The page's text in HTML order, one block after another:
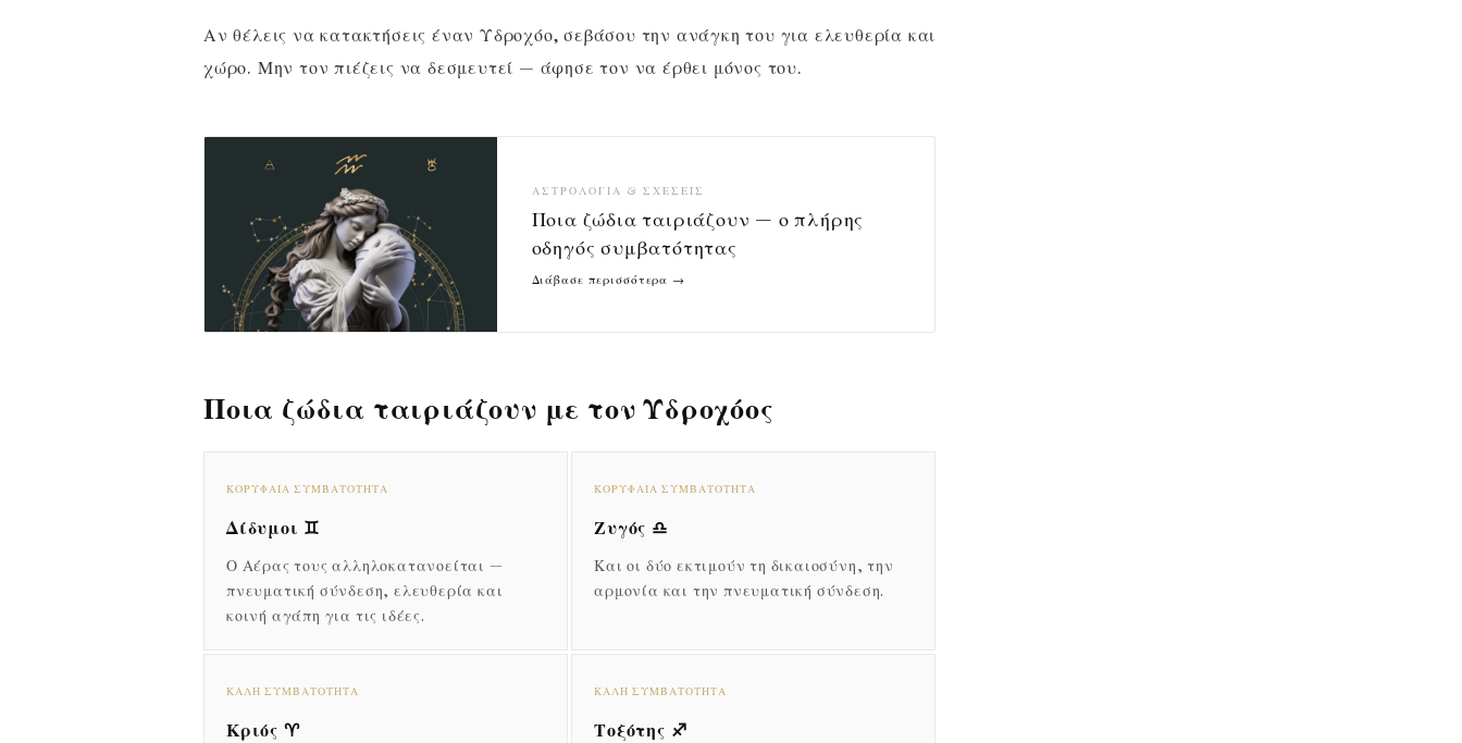
Αν θέλεις να κατακτήσεις έναν Υδροχόο, σεβάσου την ανάγκη του για ελευθερία και
χώρο. Μην τον πιέζεις να δεσμευτεί — άφησε τον να έρθει μόνος του.
ΑΣΤΡΟΛΟΓΊΑ & ΣΧΈΣΕΙΣ
Ποια ζώδια ταιριάζουν — ο πλήρης
οδηγός συμβατότητας
Διάβασε περισσότερα →
Ποια ζώδια ταιριάζουν με τον Υδροχόος
ΚΟΡΥΦΑΊΑ ΣΥΜΒΑΤΌΤΗΤΑ
Δίδυμοι ♊
Ο Αέρας τους αλληλοκατανοείται —
πνευματική σύνδεση, ελευθερία και
κοινή αγάπη για τις ιδέες.
ΚΟΡΥΦΑΊΑ ΣΥΜΒΑΤΌΤΗΤΑ
Ζυγός ♎
Και οι δύο εκτιμούν τη δικαιοσύνη, την
αρμονία και την πνευματική σύνδεση.
ΚΑΛΉ ΣΥΜΒΑΤΌΤΗΤΑ
Κριός ♈
ΚΑΛΉ ΣΥΜΒΑΤΌΤΗΤΑ
Τοξότης ♐